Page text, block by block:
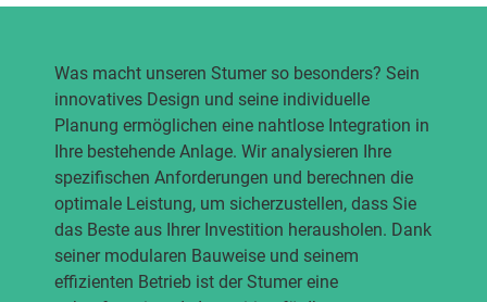
Was macht unseren Stumer so besonders? Sein
innovatives Design und seine individuelle
Planung ermöglichen eine nahtlose Integration in
Ihre bestehende Anlage. Wir analysieren Ihre
spezifischen Anforderungen und berechnen die
optimale Leistung, um sicherzustellen, dass Sie
das Beste aus Ihrer Investition herausholen. Dank
seiner modularen Bauweise und seinem
effizienten Betrieb ist der Stumer eine